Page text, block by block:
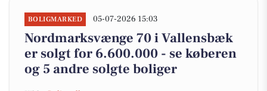
BOLIGMARKED 05-07-2026 15:03
Nordmarksvænge 70 i Vallensbæk
er solgt for 6.600.000 - se køberen
og 5 andre solgte boliger